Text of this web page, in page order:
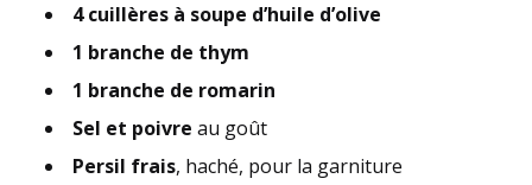
4 cuillères à soupe d’huile d’olive
1 branche de thym
1 branche de romarin
Sel et poivre au goût
Persil frais, haché, pour la garniture